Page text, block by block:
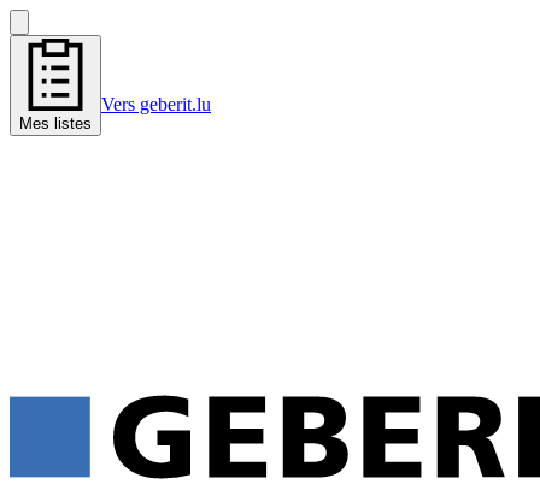
Mes listes
Vers geberit.lu